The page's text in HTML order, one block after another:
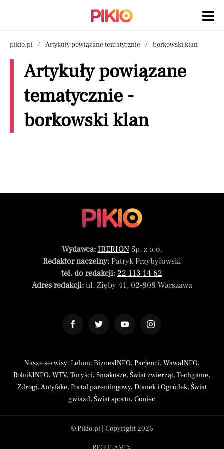
pikio.pl Artykuły powiązane tematycznie borkowski klan
Artykuły powiązane
tematycznie -
borkowski klan
Wydawca: IBERIONSp. z o.o.
Redaktor naczelny:Patryk Przybyłowski
tel. do redakcji: 22 113 14 62
Adres redakcji:ul. Zięby 41, 02-808 Warszawa
Nasze serwisy: Lelum, BiznesINFO, Pacjenci, WawaINFO,
RolnikINFO, WTV, Turyści, Smakosze, Świat zwierząt, Techgame,
Zdrogi,Antyfake, Portal parentingowy, Domek i Ogródek, Świat
gwiazd, Świat sportu, Goniec
© Pikio.pl | Copyright 2026